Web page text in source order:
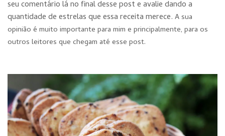
seu comentário lá no final desse post e avalie dando a
quantidade de estrelas que essa receita merece. A sua
opinião é muito importante para mim e principalmente, para os
outros leitores que chegam até esse post.